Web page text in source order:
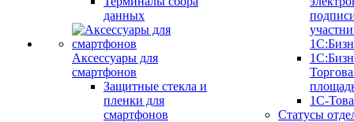
данных
Аксессуары для
смартфонов
Защитные стекла и
пленки для
смартфонов
1С-
Статусы